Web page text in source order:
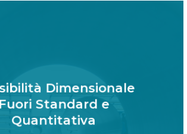
Dimensionale
Fuori Standard e
Quantitativa